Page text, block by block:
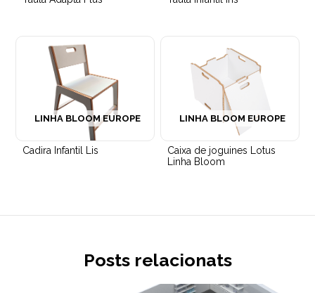
Cadira Infantil Lis
LINHA BLOOM EUROPE
Caixa de joguines Lotus
Linha Bloom
LINHA BLOOM EUROPE
Posts relacionats